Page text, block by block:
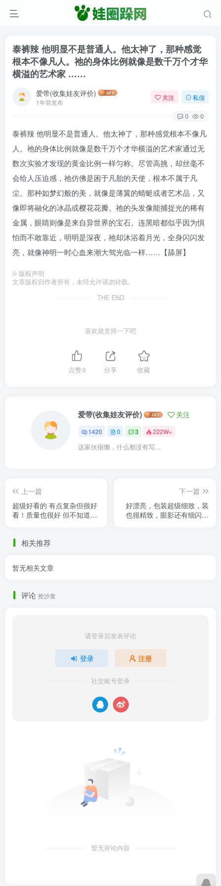
泰裤辣 他明显不是普通人。他太神了，那种感觉
根本不像凡人。祂的身体比例就像是数千万个才华
横溢的艺术家 ……
爱带(收集娃友评价)
1年前发布
关注 私信
0 0
泰裤辣 他明显不是普通人。他太神了，那种感觉根本不像凡
人。祂的身体比例就像是数千万个才华横溢的艺术家通过无
数次实验才发现的黄金比例一样匀称。尽管高挑，却丝毫不
会给人压迫感，祂仿佛是困于凡胎的天使，根本不属于凡
尘。那种如梦幻般的美，就像是薄翼的蜻蜓或者艺术品，又
像即将融化的冰晶或樱花花瓣。祂的头发像能捕捉光的稀有
金属，眼睛则像是来自异世界的宝石。连黑暗都似乎因为惧
怕而不敢靠近，明明是深夜，祂却沐浴着月光，全身闪闪发
亮，就像神明一时心血来潮大驾光临一样……【舔屏】
© 版权声明
文章版权归作者所有，未经允许请勿转载。
THE END
喜欢就支持一下吧
点赞0 分享 收藏
爱带(收集娃友评价) 关注
1420 0 3 222W+
这家伙很懒，什么都没有写...
上一篇
超级好看的 有点复杂但很好
看！质量也很好 但不知道是
下一篇
好漂亮，包装超级细致，装
也很精致，眼影还有细闪好
相关推荐
暂无相关文章
评论 抢沙发
请登录后发表评论
登录 注册
社交账号登录
暂无评论内容